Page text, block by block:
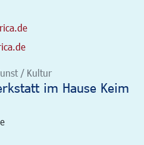
/ Kultur
im Hause Keim